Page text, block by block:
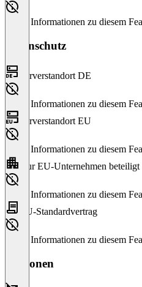
Keine Informationen zu diesem
Datenschutz
Serverstandort DE
Keine Informationen zu diesem
Serverstandort EU
Keine Informationen zu diesem
Nur EU-Unternehmen beteiligt
Keine Informationen zu diesem
EU-Standardvertrag
Keine Informationen zu diesem
Versionen